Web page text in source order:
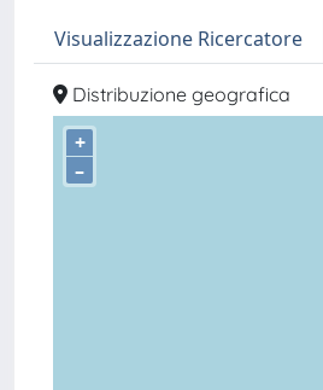
Visualizzazione Ricercatore
Distribuzione geografica
+
–